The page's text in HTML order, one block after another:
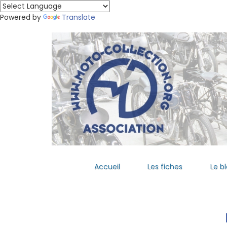
Powered by Translate
Accueil Les fiches Le